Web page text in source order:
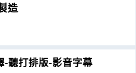
造
-聽打排版-影音字幕